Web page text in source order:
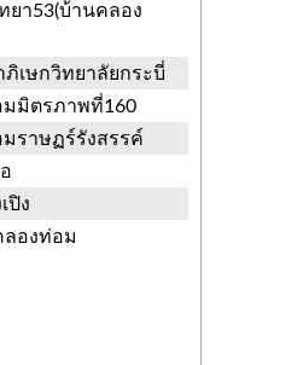
ยา53(บ้านคลอง
ภิเษกวิทยาลัยกระบี่
มมิตรภาพที่160
มราษฏร์รังสรรค์
ปิง
ลองท่อม